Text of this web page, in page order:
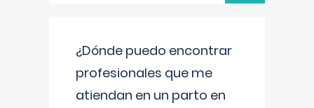
¿Dónde puedo encontrar
profesionales que me
atiendan en un parto en